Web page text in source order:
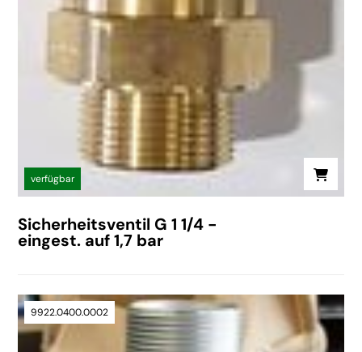
verfügbar
Sicherheitsventil G 1 1/4 -
eingest. auf 1,7 bar
9922.0400.0002